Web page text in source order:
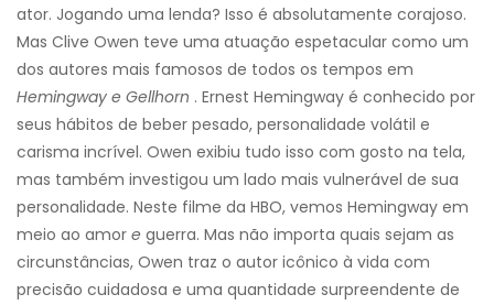
ator. Jogando uma lenda? Isso é absolutamente corajoso.
Mas Clive Owen teve uma atuação espetacular como um
dos autores mais famosos de todos os tempos em
Hemingway e Gellhorn . Ernest Hemingway é conhecido por
seus hábitos de beber pesado, personalidade volátil e
carisma incrível. Owen exibiu tudo isso com gosto na tela,
mas também investigou um lado mais vulnerável de sua
personalidade. Neste filme da HBO, vemos Hemingway em
meio ao amor e guerra. Mas não importa quais sejam as
circunstâncias, Owen traz o autor icônico à vida com
precisão cuidadosa e uma quantidade surpreendente de